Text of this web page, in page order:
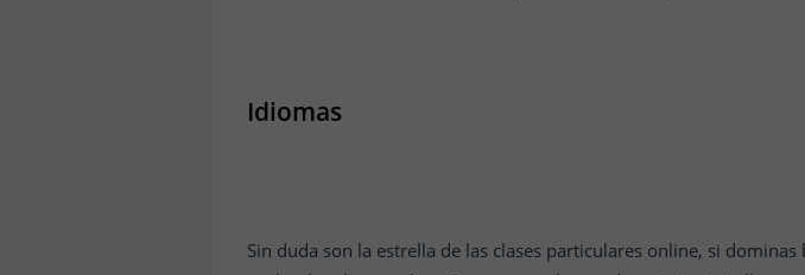
Idiomas
Sin duda son la estrella de las clases particulares online, si